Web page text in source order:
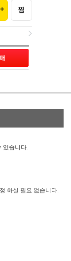
있습니다.
하실 필요 없습니다.